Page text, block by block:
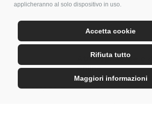
applicheranno al solo dispositivo in uso.
Accetta cookie
Rifiuta tutto
Maggiori informazioni
Di cosa hai bisogno?
Atmosphaerae è
online
>> Sfoglia il